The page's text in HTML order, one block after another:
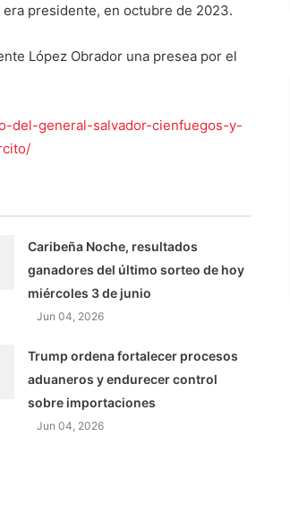
presidente, en octubre de 2023.
López Obrador una presea por el
del-general-salvador-cienfuegos-y-
Caribeña Noche, resultados
ganadores del último sorteo de hoy
miércoles 3 de junio
Jun 04, 2026
Trump ordena fortalecer procesos
aduaneros y endurecer control
sobre importaciones
Jun 04, 2026